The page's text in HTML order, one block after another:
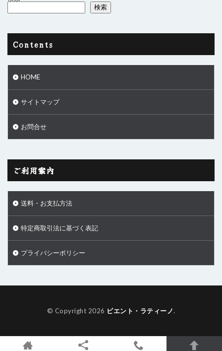
検索
Contents
HOME
サイトマップ
お問合せ
ご利用案内
送料・お支払方法
特定商取引法に基づく表記
プライバシーポリシー
© Copyright 2026 ビエント・ラティーノ.